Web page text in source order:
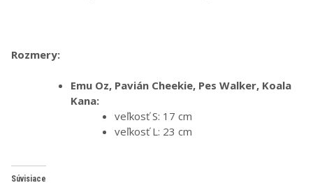
Rozmery:
Emu Oz, Pavián Cheekie, Pes Walker, Koala
Kana:
veľkosť S: 17 cm
veľkosť L: 23 cm
Súvisiace